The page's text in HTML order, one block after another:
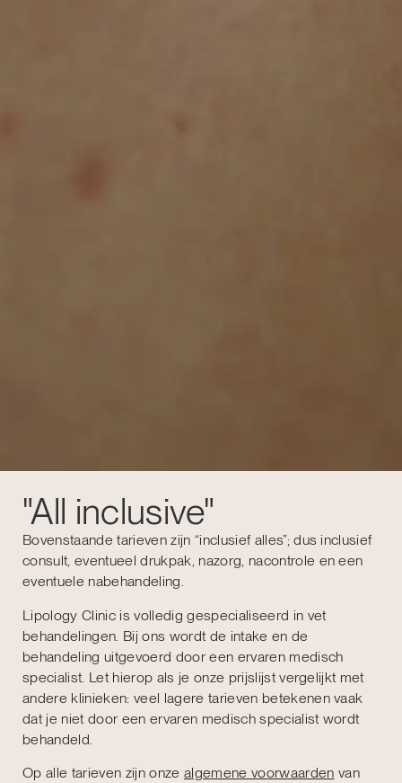
"All inclusive"
Bovenstaande tarieven zijn “inclusief alles”; dus inclusief
consult, eventueel drukpak, nazorg, nacontrole en een
eventuele nabehandeling.
Lipology Clinic is volledig gespecialiseerd in vet
behandelingen. Bij ons wordt de intake en de
behandeling uitgevoerd door een ervaren medisch
specialist. Let hierop als je onze prijslijst vergelijkt met
andere klinieken: veel lagere tarieven betekenen vaak
dat je niet door een ervaren medisch specialist wordt
behandeld.
Op alle tarieven zijn onze algemene voorwaarden van